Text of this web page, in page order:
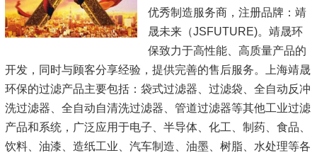
优秀制造服务商，注册品牌：靖
晟未来（JSFUTURE)。靖晟环
保致力于高性能、高质量产品的
开发，同时与顾客分享经验，提供完善的售后服务。上海靖晟
环保的过滤产品主要包括：袋式过滤器、过滤袋、全自动反冲
洗过滤器、全自动自清洗过滤器、管道过滤器等其他工业过滤
产品和系统，广泛应用于电子、半导体、化工、制药、食品、
饮料、油漆、造纸工业、汽车制造、油墨、树脂、水处理等各